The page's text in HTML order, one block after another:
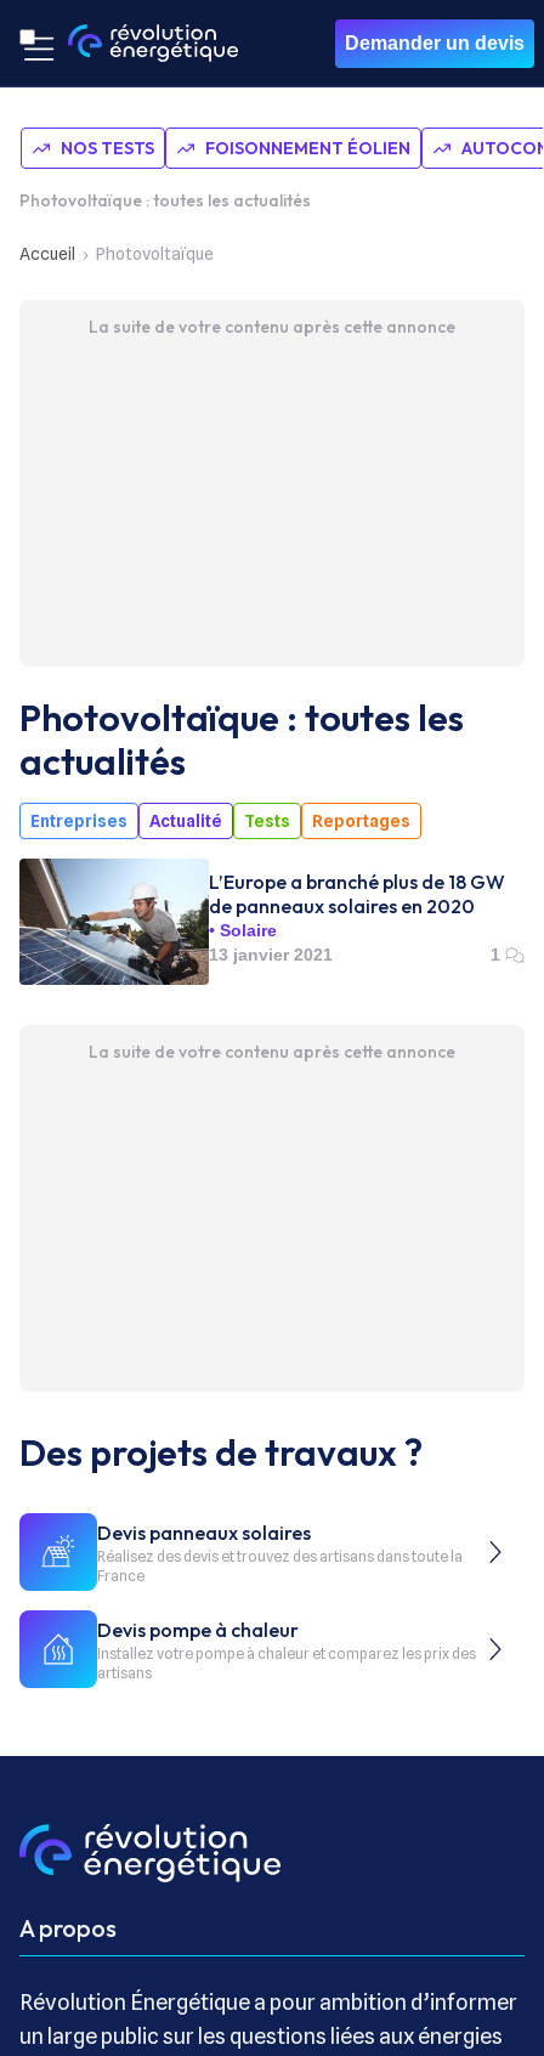
Demander un devis
NOS TESTS FOISONNEMENT ÉOLIEN
Photovoltaïque : toutes les actualités
Accueil Photovoltaïque
La suite de votre contenu après cette annonce
Photovoltaïque : toutes les
actualités
Entreprises Actualité Tests Reportages
L’Europe a branché plus de 18 GW
de panneaux solaires en 2020
Solaire
13 janvier 2021
1
La suite de votre contenu après cette annonce
Des projets de travaux ?
Devis panneaux solaires
Réalisez des devis et trouvez des artisans dans toute la
France
Devis pompe à chaleur
Installez votre pompe à chaleur et comparez les prix des
artisans
A propos
Révolution Énergétique a pour ambition d’informer
un large public sur les questions liées aux énergies